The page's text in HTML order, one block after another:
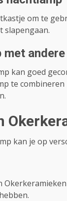
om te
slapengaan.
met
kan goed
te
kan je op